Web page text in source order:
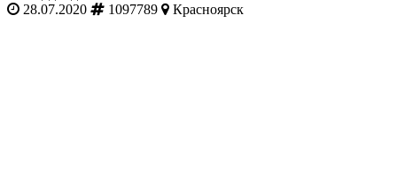
28.07.2020 1097789 Красноярск